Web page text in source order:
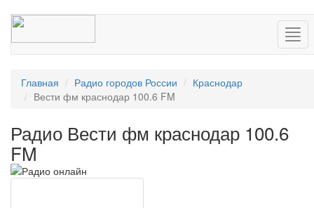
Главная Радио городов России
Краснодар
Вести фм краснодар 100.6 FM
Радио Вести фм краснодар 100.6
FM